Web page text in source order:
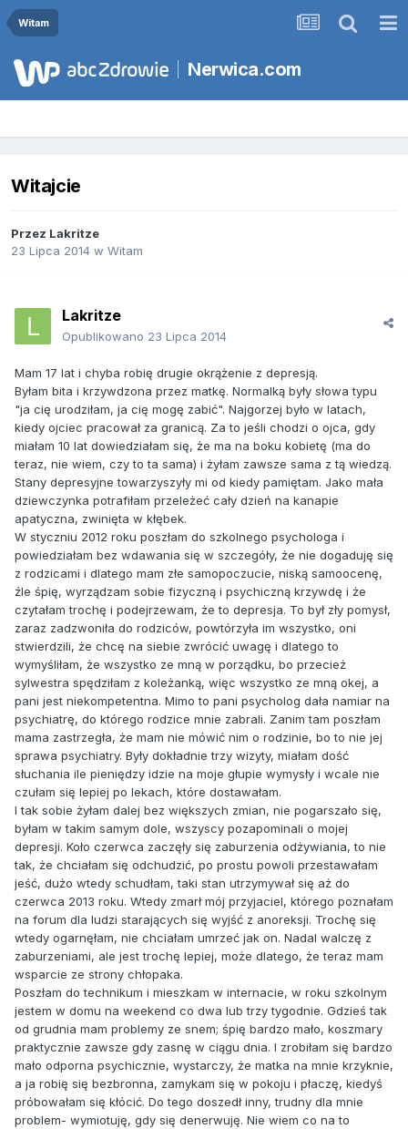
Witam
Nerwica.com
Witajcie
Przez Lakritze
23 Lipca 2014 w Witam
Lakritze
Opublikowano 23 Lipca 2014
Mam 17 lat i chyba robię drugie okrążenie z depresją.
Byłam bita i krzywdzona przez matkę. Normalką były słowa typu
"ja cię urodziłam, ja cię mogę zabić". Najgorzej było w latach,
kiedy ojciec pracował za granicą. Za to jeśli chodzi o ojca, gdy
miałam 10 lat dowiedziałam się, że ma na boku kobietę (ma do
teraz, nie wiem, czy to ta sama) i żyłam zawsze sama z tą wiedzą.
Stany depresyjne towarzyszyły mi od kiedy pamiętam. Jako mała
dziewczynka potrafiłam przeleżeć cały dzień na kanapie
apatyczna, zwinięta w kłębek.
W styczniu 2012 roku poszłam do szkolnego psychologa i
powiedziałam bez wdawania się w szczegóły, że nie dogaduję się
z rodzicami i dlatego mam złe samopoczucie, niską samoocenę,
źle śpię, wyrządzam sobie fizyczną i psychiczną krzywdę i że
czytałam trochę i podejrzewam, że to depresja. To był zły pomysł,
zaraz zadzwoniła do rodziców, powtórzyła im wszystko, oni
stwierdzili, że chcę na siebie zwrócić uwagę i dlatego to
wymyśliłam, że wszystko ze mną w porządku, bo przecież
sylwestra spędziłam z koleżanką, więc wszystko ze mną okej, a
pani jest niekompetentna. Mimo to pani psycholog dała namiar na
psychiatrę, do którego rodzice mnie zabrali. Zanim tam poszłam
mama zastrzegła, że mam nie mówić nim o rodzinie, bo to nie jej
sprawa psychiatry. Były dokładnie trzy wizyty, miałam dość
słuchania ile pieniędzy idzie na moje głupie wymysły i wcale nie
czułam się lepiej po lekach, które dostawałam.
I tak sobie żyłam dalej bez większych zmian, nie pogarszało się,
byłam w takim samym dole, wszyscy pozapominali o mojej
depresji. Koło czerwca zaczęły się zaburzenia odżywiania, to nie
tak, że chciałam się odchudzić, po prostu powoli przestawałam
jeść, dużo wtedy schudłam, taki stan utrzymywał się aż do
czerwca 2013 roku. Wtedy zmarł mój przyjaciel, którego poznałam
na forum dla ludzi starających się wyjść z anoreksji. Trochę się
wtedy ogarnęłam, nie chciałam umrzeć jak on. Nadal walczę z
zaburzeniami, ale jest trochę lepiej, może dlatego, że teraz mam
wsparcie ze strony chłopaka.
Poszłam do technikum i mieszkam w internacie, w roku szkolnym
jestem w domu na weekend co dwa lub trzy tygodnie. Gdzieś tak
od grudnia mam problemy ze snem; śpię bardzo mało, koszmary
praktycznie zawsze gdy zasnę w ciągu dnia. I zrobiłam się bardzo
mało odporna psychicznie, wystarczy, że matka na mnie krzyknie,
a ja robię się bezbronna, zamykam się w pokoju i płaczę, kiedyś
próbowałam się kłócić. Do tego doszedł inny, trudny dla mnie
problem- wymiotuję, gdy się denerwuję. Nie wiem co na to